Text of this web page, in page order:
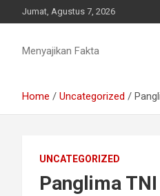
to
Jumat, Agustus 7, 2026
Menyajikan Fakta
Home Uncategorized
UNCATEGORIZED
Panglima